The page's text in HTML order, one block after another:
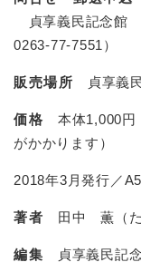
貞享義民記念館
0263-77-7551）
販売場所 貞享義
価格 本体1,000円
がかかります）
2018年3月発行／
著者 田中 薫（た
編集 貞享義民記